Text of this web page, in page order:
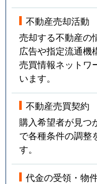
不動産売却活動
売却する不動産の
広告や指定流通機
売買情報ネットワ
います。
不動産売買契約
購入希望者が見つ
で各種条件の調整
す。
代金の受領・物